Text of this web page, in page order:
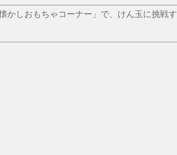
かしおもちゃコーナー」で、けん玉に挑戦